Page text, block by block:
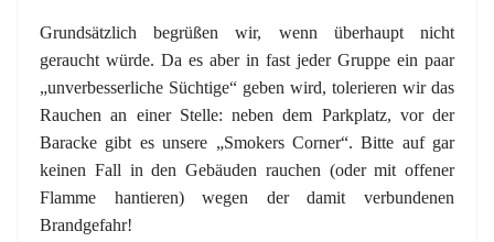
Grundsätzlich begrüßen wir, wenn überhaupt nicht
geraucht würde. Da es aber in fast jeder Gruppe ein paar
„unverbesserliche Süchtige“ geben wird, tolerieren wir das
Rauchen an einer Stelle: neben dem Parkplatz, vor der
Baracke gibt es unsere „Smokers Corner“. Bitte auf gar
keinen Fall in den Gebäuden rauchen (oder mit offener
Flamme hantieren) wegen der damit verbundenen
Brandgefahr!